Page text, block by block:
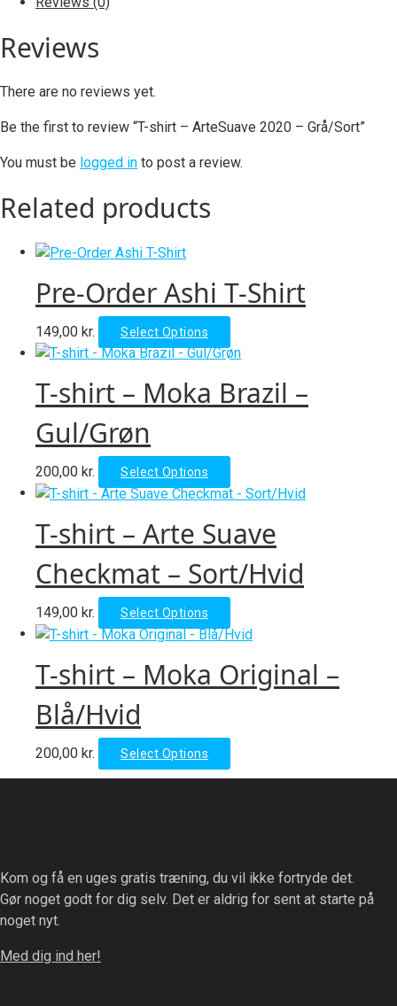
quantity
Reviews
There are no reviews yet.
Be the first to review “T-shirt – ArteSuave 2020 – Grå/Sort”
You must be logged in to post a review.
Related products
Pre-Order Ashi T-Shirt
149,00 kr. Select Options
product
multiple
options
be
on
the
product
T-shirt – Moka Brazil –
Gul/Grøn
200,00 kr. Select Options
product
multiple
The
options
be
chosen
on
T-shirt – Arte Suave
Checkmat – Sort/Hvid
149,00 kr. Select Options
product
multiple
variants.
options
be
page
T-shirt – Moka Original –
Blå/Hvid
200,00 kr. Select Options
product
options
may
Kom og få en uges gratis træning, du vil ikke fortryde det.
Gør noget godt for dig selv. Det er aldrig for sent at starte på
noget nyt.
Med dig ind her!